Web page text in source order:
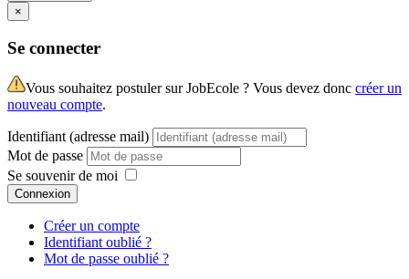
×
Se connecter
Vous souhaitez postuler sur JobEcole ? Vous devez donc créer un
nouveau compte.
Identifiant (adresse mail)
Mot de passe
Se souvenir de moi
Connexion
Créer un compte
Identifiant oublié ?
Mot de passe oublié ?